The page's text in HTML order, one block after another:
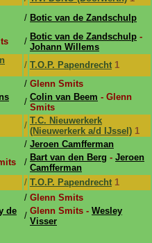
/ Botic van de Zandschulp
/ Botic van de Zandschulp -
Johann Willems
/ T.O.P. Papendrecht 1
/ Glenn Smits
/ Colin van Beem - Glenn
Smits
/ T.C. Nieuwerkerk
(Nieuwerkerk a/d IJssel) 1
/ Jeroen Camfferman
/ Bart van den Berg - Jeroen
Camfferman
/ T.O.P. Papendrecht 1
/ Glenn Smits
de
/ Glenn Smits - Wesley
Visser